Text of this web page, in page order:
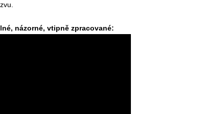
názorné, vtipně zpracované: